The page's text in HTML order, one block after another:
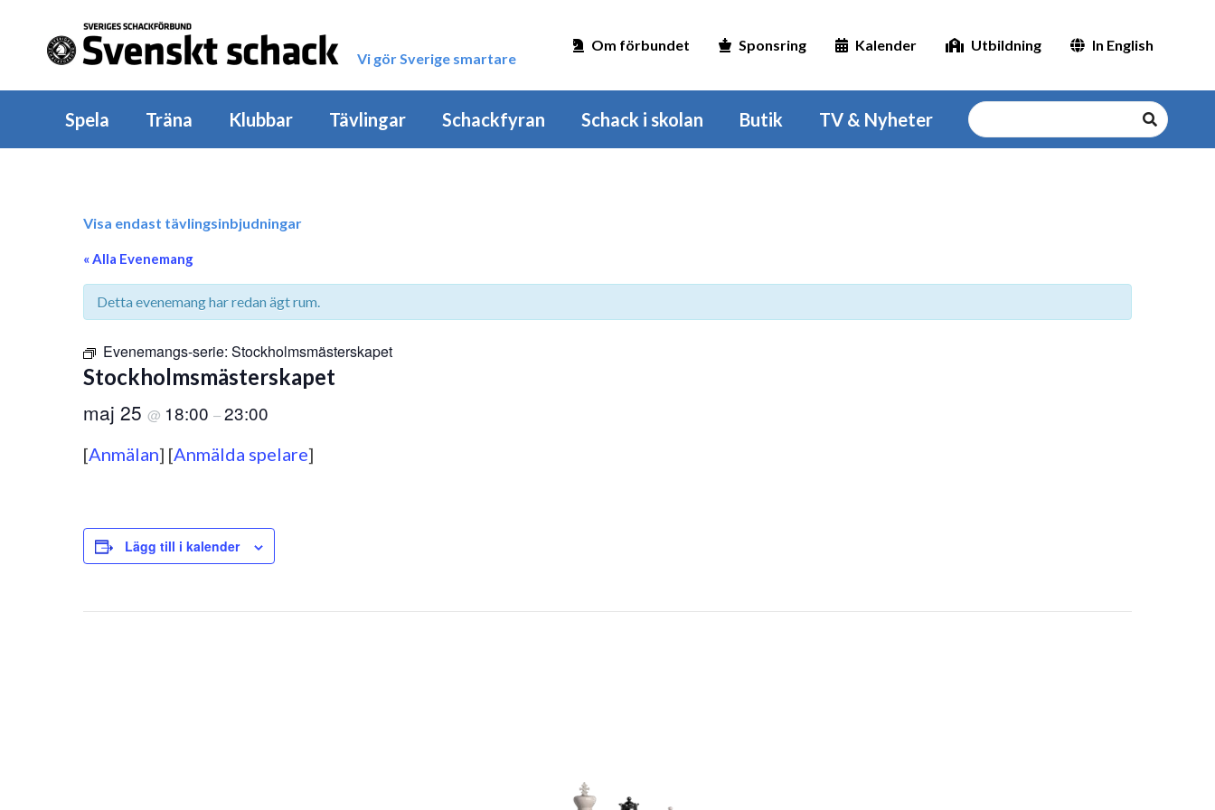
Vi gör Sverige smartare
Om förbundet Sponsring Kalender Utbildning In English
Spela Träna Klubbar Tävlingar Schackfyran Schack i skolan Butik TV & Nyheter
Visa endast tävlingsinbjudningar
« Alla Evenemang
Detta evenemang har redan ägt rum.
Evenemangs-serie: Stockholmsmästerskapet
Stockholmsmästerskapet
maj 25 @ 18:00 –23:00
[Anmälan] [Anmälda spelare]
Lägg till i kalender